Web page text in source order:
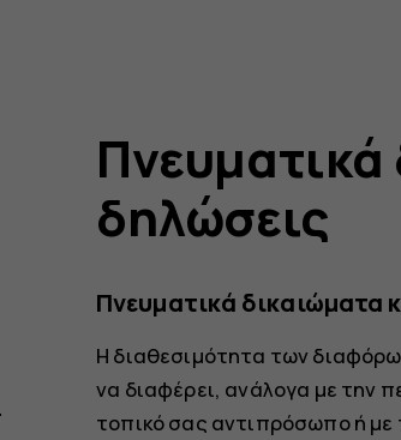
Πνευματικά
δηλώσεις
Πνευματικά δικαιώματα
Η διαθεσιμότητα των
να διαφέρει, ανάλογα με την
τοπικό σας αντιπρόσωπο ή